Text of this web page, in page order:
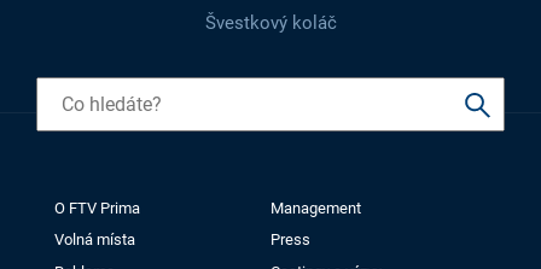
Švestkový koláč
O FTV Prima
Management
Volná místa
Press